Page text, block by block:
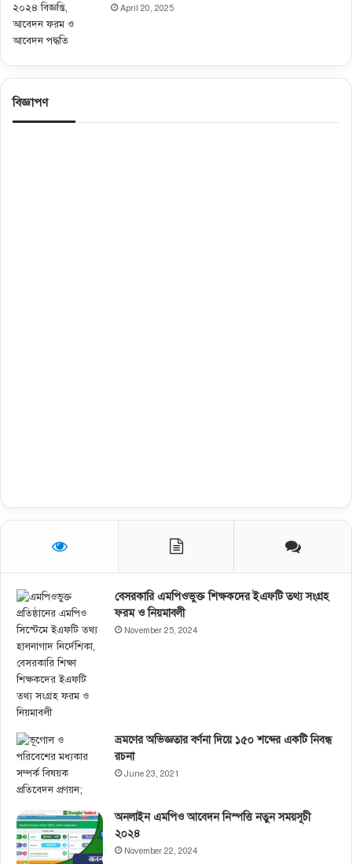
April 20, 2025
বিজ্ঞাপণ
বেসরকারি এমপিওভুক্ত শিক্ষকদের ইএফটি তথ্য সংগ্রহ
ফরম ও নিয়মাবলী
November 25, 2024
ভ্রমণের অভিজ্ঞতার বর্ণনা দিয়ে ১৫০ শব্দের একটি নিবন্ধ
রচনা
June 23, 2021
অনলাইন এমপিও আবেদন নিস্পত্তি নতুন সময়সূচী
২০২৪
November 22, 2024